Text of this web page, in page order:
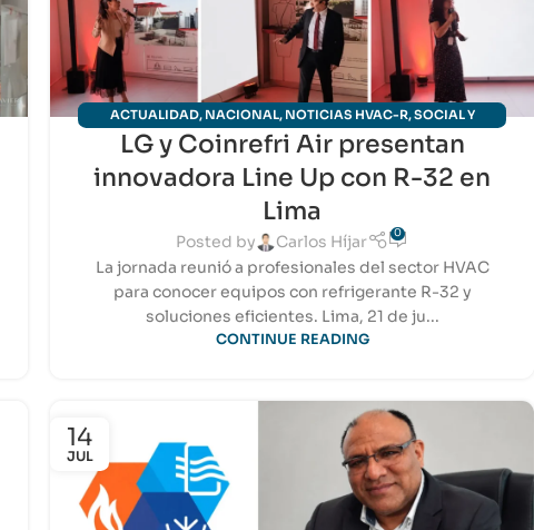
ACTUALIDAD, NACIONAL, NOTICIAS HVAC-R,SOCIAL Y
EVENTOS,TECNOLOGÍA
LG y Coinrefri Air presentan
innovadora Line Up con R-32 en
Lima
Posted by Carlos Híjar 0
La jornada reunió a profesionales del sector HVAC
para conocer equipos con refrigerante R-32 y
soluciones eficientes. Lima, 21 de ju...
CONTINUE READING
14
JUL